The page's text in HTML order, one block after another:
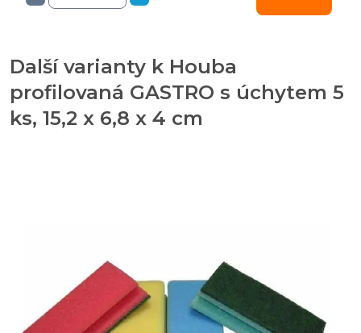
Další varianty k Houba
profilovaná GASTRO s úchytem 5
ks, 15,2 x 6,8 x 4 cm